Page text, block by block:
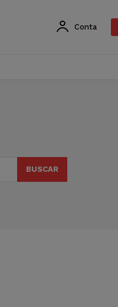
Conta
BUSCAR